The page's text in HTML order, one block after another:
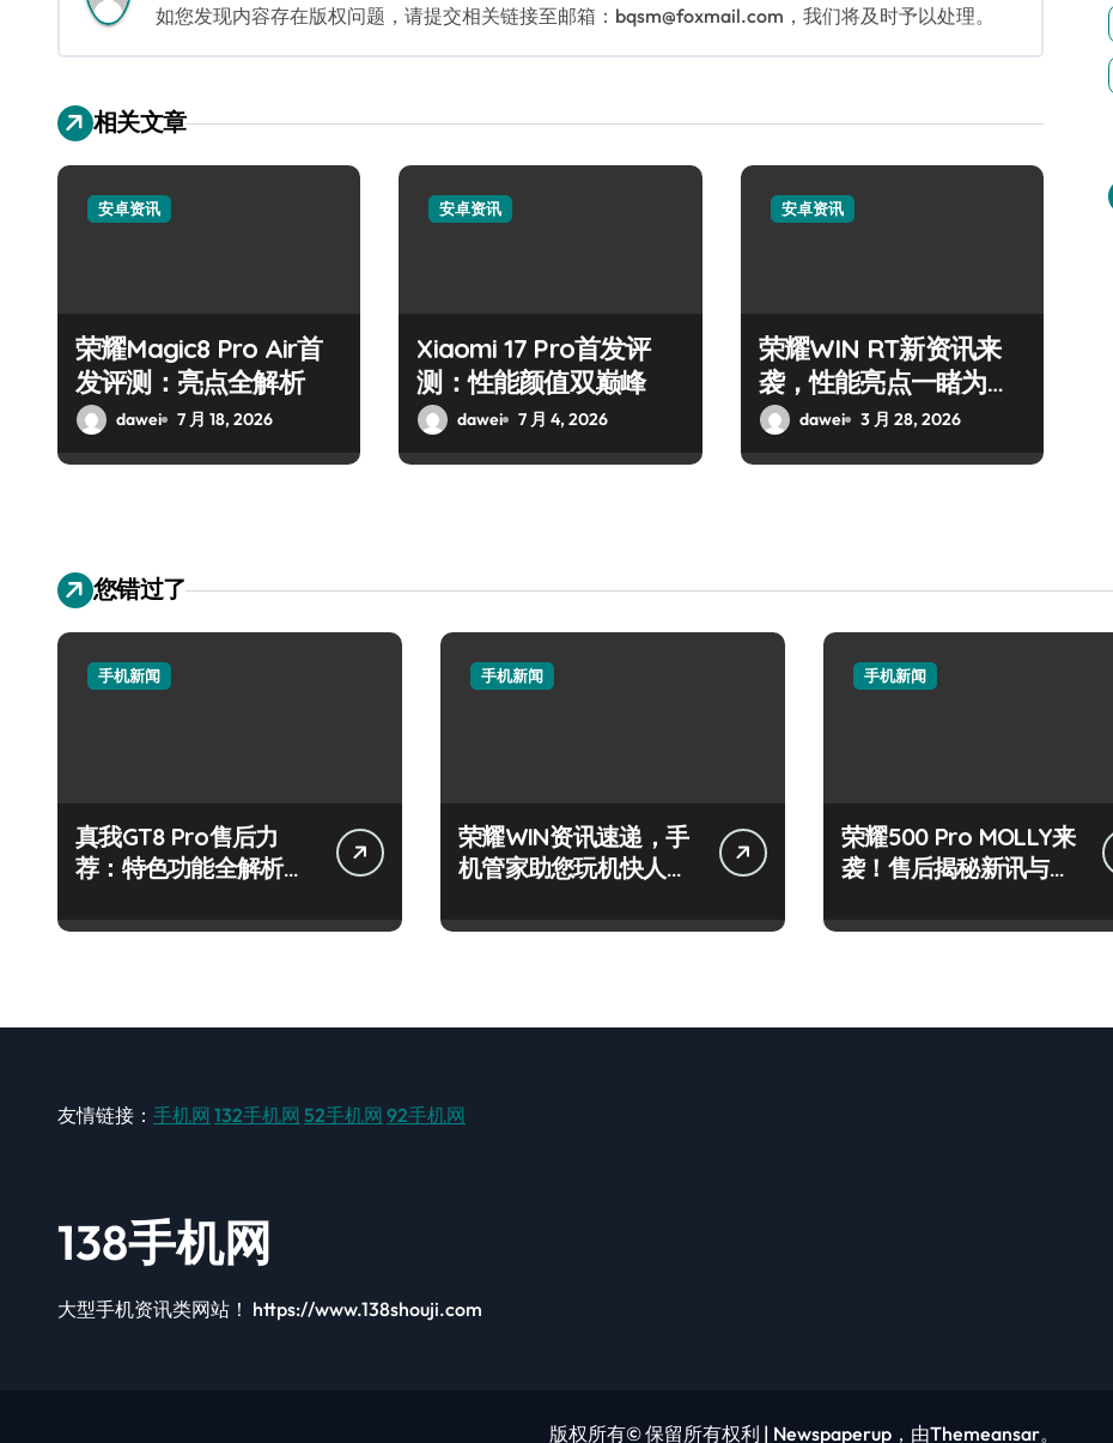
如您发现内容存在版权问题，请提交相关链接至邮箱：bqsm@foxmail.com，我们将及时予以处理。
相关文章
安卓资讯
荣耀Magic8 Pro Air首
发评测：亮点全解析
dawei 7 月 18, 2026
安卓资讯
Xiaomi 17 Pro首发评
测：性能颜值双巅峰
dawei 7 月 4, 2026
安卓资讯
荣耀WIN RT新资讯来
袭，性能亮点一睹为
快！dawei 3 月 28, 2026
您错过了
手机新闻
真我GT8 Pro售后力
荐：特色功能全解析，
手机新闻
荣耀WIN资讯速递，手
机管家助您玩机快人一
手机新闻
荣耀500 Pro MOLLY来
袭！售后揭秘新讯与超
友情链接： 手机网 132手机网 52手机网 92手机网
138手机网
大型手机资讯类网站！ https://www.138shouji.com
版权所有© 保留所有权利 | Newspaperup ，由Themeansar。